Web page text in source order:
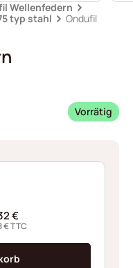
Wellenfedern
typ stahl
Ondufil
Vorrätig
€
€TTC